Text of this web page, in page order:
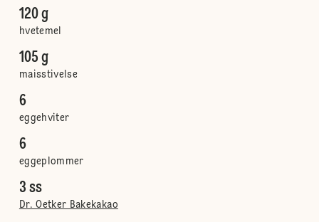
120 g
hvetemel
105 g
maisstivelse
6
eggehviter
6
eggeplommer
3 ss
Dr. Oetker Bakekakao